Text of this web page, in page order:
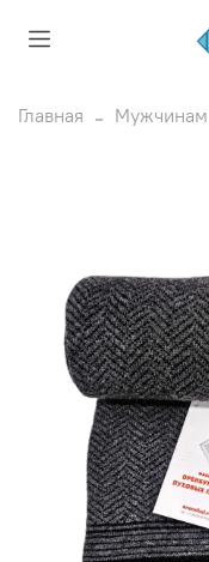
Главная Мужчинам